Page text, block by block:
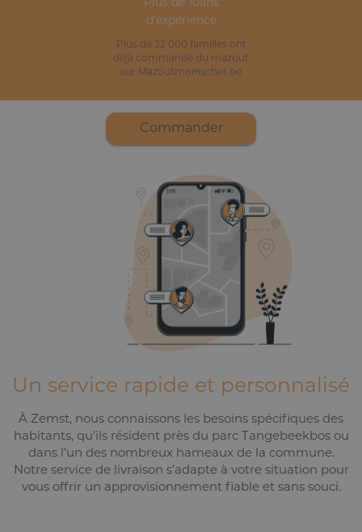
Plus de 10ans
d'expérience
Plus de 32 000 familles ont
déjà commandé du mazout
sur Mazoutmoinscher.be
Commander
Un service rapide et personnalisé
À Zemst, nous connaissons les besoins spécifiques des
habitants, qu’ils résident près du parc Tangebeekbos ou
dans l’un des nombreux hameaux de la commune.
Notre service de livraison s’adapte à votre situation pour
vous offrir un approvisionnement fiable et sans souci.